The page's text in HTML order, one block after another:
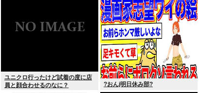
ユニクロ行ったけど試着の度に店
員と顔合わせるのなに？
?おんj明日休み部?